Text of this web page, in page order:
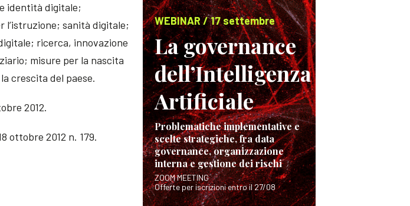
identità digitale;
l’istruzione; sanità digitale;
ricerca, innovazione
misure per la nascita
crescita del paese.
2012.
ottobre 2012 n. 179.
WEBINAR / 17 settembre
La governance
dell’Intelligenza
Artificiale
Problematiche implementative e
scelte strategiche, fra data
governance, organizzazione
interna e gestione dei rischi
ZOOM MEETING
Offerte per iscrizioni entro il 27/08